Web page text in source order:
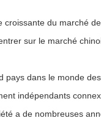
du marché
sur le marché
dans le monde
indépendants
a de nombreuses